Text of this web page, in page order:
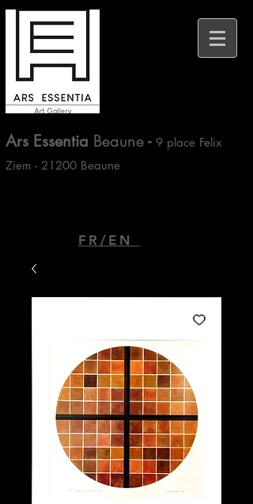
Ars Essentia Beaune- 9 place Felix
Ziem - 21200 Beaune
FR/EN